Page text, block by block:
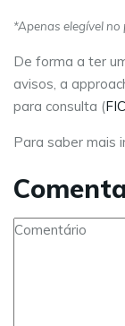
*Apenas elegível
De forma a ter
avisos, a
para consulta (
Para saber mais